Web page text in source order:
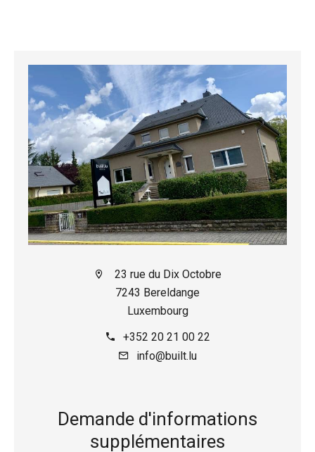
23 rue du Dix Octobre
7243 Bereldange
Luxembourg
+352 20 21 00 22
info@built.lu
Demande d'informations
supplémentaires